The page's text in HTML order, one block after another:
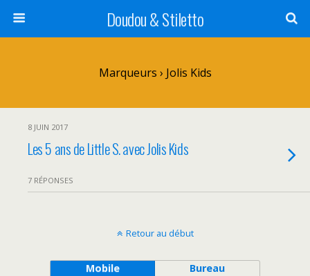
Doudou & Stiletto
Marqueurs › Jolis Kids
8 JUIN 2017
Les 5 ans de Little S. avec Jolis Kids
7 RÉPONSES
Retour au début
Mobile Bureau